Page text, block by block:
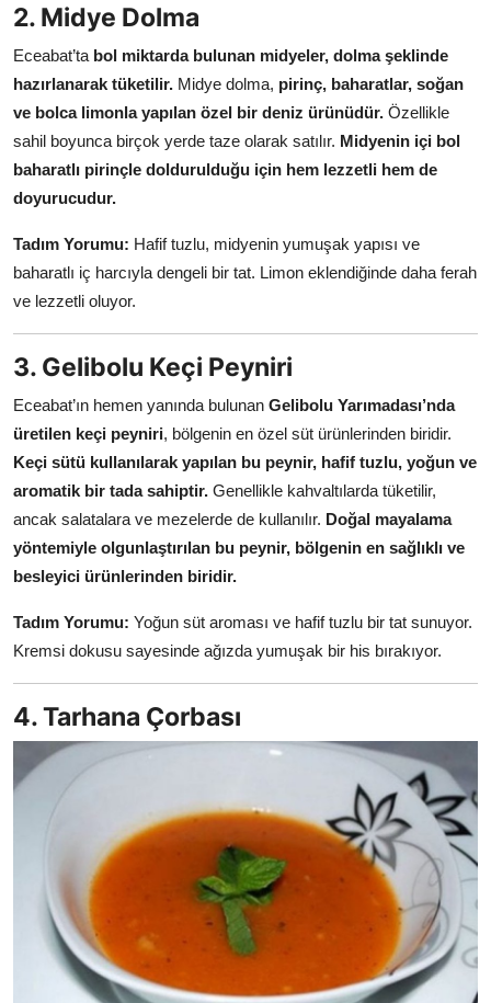
2. Midye Dolma
Eceabat’ta bol miktarda bulunan midyeler, dolma şeklinde
hazırlanarak tüketilir. Midye dolma, pirinç, baharatlar, soğan
ve bolca limonla yapılan özel bir deniz ürünüdür. Özellikle
sahil boyunca birçok yerde taze olarak satılır. Midyenin içi bol
baharatlı pirinçle doldurulduğu için hem lezzetli hem de
doyurucudur.
Tadım Yorumu: Hafif tuzlu, midyenin yumuşak yapısı ve
baharatlı iç harcıyla dengeli bir tat. Limon eklendiğinde daha ferah
ve lezzetli oluyor.
3. Gelibolu Keçi Peyniri
Eceabat’ın hemen yanında bulunan Gelibolu Yarımadası’nda
üretilen keçi peyniri, bölgenin en özel süt ürünlerinden biridir.
Keçi sütü kullanılarak yapılan bu peynir, hafif tuzlu, yoğun ve
aromatik bir tada sahiptir. Genellikle kahvaltılarda tüketilir,
ancak salatalara ve mezelerde de kullanılır. Doğal mayalama
yöntemiyle olgunlaştırılan bu peynir, bölgenin en sağlıklı ve
besleyici ürünlerinden biridir.
Tadım Yorumu: Yoğun süt aroması ve hafif tuzlu bir tat sunuyor.
Kremsi dokusu sayesinde ağızda yumuşak bir his bırakıyor.
4. Tarhana Çorbası